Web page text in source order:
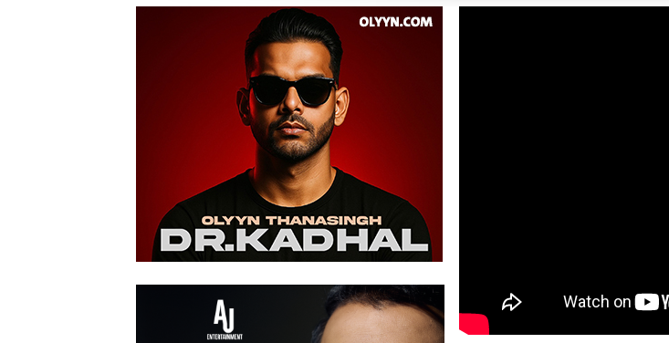
★ Auf Bootstour mit einem ehemaligen Tamil Tiger ★ Reportage-Reihe: Sri
Plädoyer für die Freilassung der Studierendenvertreter der Universität